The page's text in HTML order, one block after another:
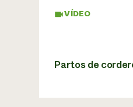
VÍDEO
Partos de